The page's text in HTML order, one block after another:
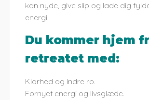
kan nyde, give slip og lade dig
energi.
Du kommer hjem
retreatet med:
Klarhed og indre ro.
Fornyet energi og livsglæde.